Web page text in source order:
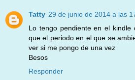
Tatty 29 de junio de 2014 a las
Lo tengo pendiente en el kindle
que el periodo en el que se
ver si me pongo de una vez
Besos
Responder